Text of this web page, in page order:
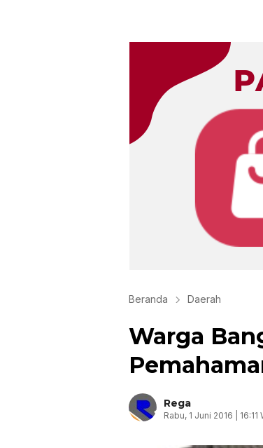
Beranda Daerah
Warga
Rega
Rabu, 1 Juni 2016 | 16:11